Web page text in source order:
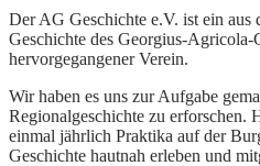
Der AG Geschichte e.V. ist ein aus
Geschichte des Georgius-Agricola-
hervorgegangener Verein.
Wir haben es uns zur Aufgabe
Regionalgeschichte zu erforschen.
einmal jährlich Praktika auf der
Geschichte hautnah erleben und